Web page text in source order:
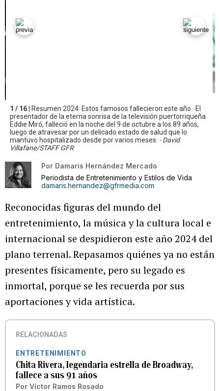
1 / 16 |
Resumen 2024: Estos famosos fallecieron este año . El
presentador de la eterna sonrisa de la televisión puertorriqueña
Eddie Miró, falleció en la noche del 9 de octubre a los 89 años,
luego de atravesar por un delicado estado de salud que lo
mantuvo hospitalizado desde por varios meses. - David
Villafane/STAFF GFR
Por Damaris Hernández Mercado
Periodista de Entretenimiento y Estilos de Vida
damaris.hernandez@gfrmedia.com
Reconocidas figuras del mundo del
entretenimiento, la música y la cultura local e
internacional se despidieron este año 2024 del
plano terrenal. Repasamos quiénes ya no están
presentes físicamente, pero su legado es
inmortal, porque se les recuerda por sus
aportaciones y vida artística.
RELACIONADAS
ENTRETENIMIENTO
Chita Rivera, legendaria estrella de Broadway,
fallece a sus 91 años
Por Víctor Ramos Rosado